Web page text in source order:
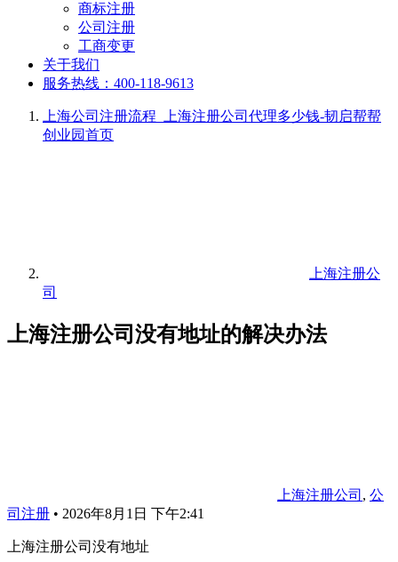
商标注册
公司注册
工商变更
关于我们
服务热线：400-118-9613
上海公司注册流程_上海注册公司代理多少钱-韧启帮帮
创业园首页
上海注册公
司
上海注册公司没有地址的解决办法
上海注册公司 , 公
司注册 • 2026年8月1日 下午2:41
上海注册公司没有地址